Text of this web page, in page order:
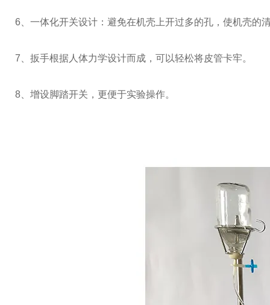
6、一体化开关设计：避免在机壳上开过多的孔，使机壳的
7、扳手根据人体力学设计而成，可以轻松将皮管卡牢。
8、增设脚踏开关，更便于实验操作。